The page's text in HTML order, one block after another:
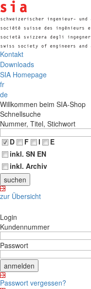
Kontakt
Downloads
SIA Homepage
fr
de
Willkommen beim SIA-Shop
Schnellsuche
Nummer, Titel, Stichwort
D
F I
E
inkl. SN EN
inkl. Archiv
zur Übersicht
Login
Kundennummer
Passwort
Passwort vergessen?